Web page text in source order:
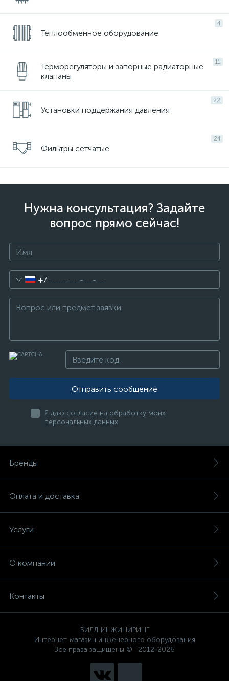
4
Теплообменное оборудование
11
Терморегуляторы и запорные радиаторные
клапаны
22
Установки поддержания давления
24
Фильтры сетчатые
Нужна консультация? Задайте
вопрос прямо сейчас!
+7
Отправить сообщение
Я даю согласие на обработку моих
персональных данных
Бренды
Оплата и доставка
Услуги
О компании
Контакты
БИЛД ИНЖИНИРИНГ
Интернет-магазин инженерного оборудования
Все права защищены © . 2012-2026